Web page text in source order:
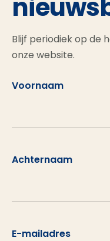
Blijf periodiek op de
onze website.
Voornaam
Achternaam
E-mailadres